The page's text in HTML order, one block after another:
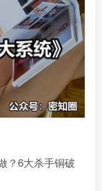
？6大杀手铜破